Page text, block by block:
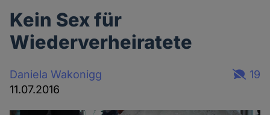
Kein Sex für
Wiederverheiratete
Daniela Wakonigg
11.07.2016
19